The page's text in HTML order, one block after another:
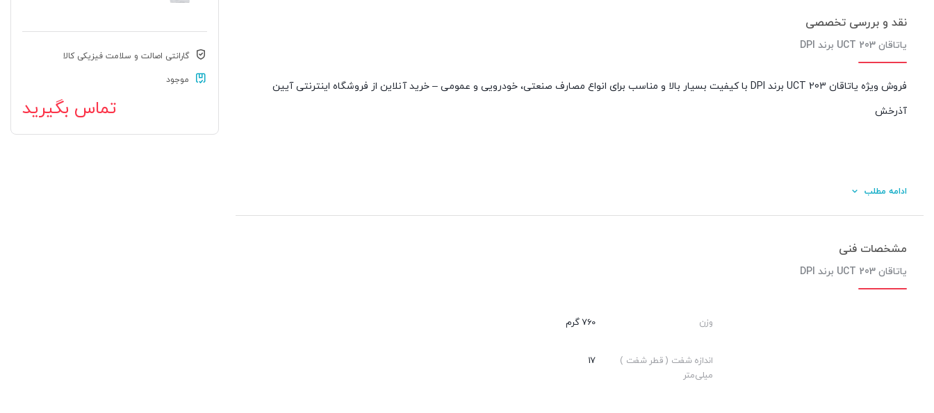
گارانتی اصالت و سلامت فیزیکی کالا
موجود
تماس بگیرید
نقد و بررسی تخصصی
یاتاقان UCT 203 برند DPI
فروش ویژه یاتاقان UCT 203 برند DPI با کیفیت بسیار بالا و مناسب برای انواع مصارف صنعتی، خودرویی و عمومی – خرید آنلاین از فروشگاه اینترنتی آیین
آذرخش
ادامه مطلب
مشخصات فنی
یاتاقان UCT 203 برند DPI
وزن 760 گرم
اندازه شفت ( قطر شفت )
میلی‌متر
17